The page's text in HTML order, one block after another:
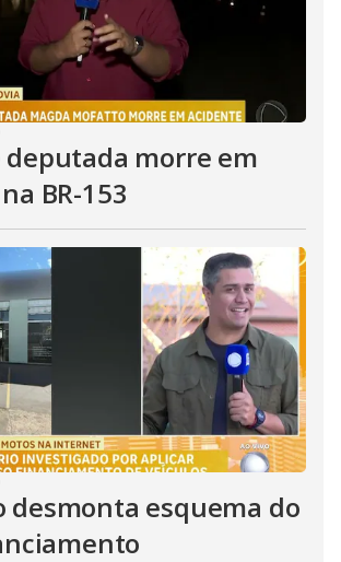
deputada morre em
BR-153
desmonta esquema do